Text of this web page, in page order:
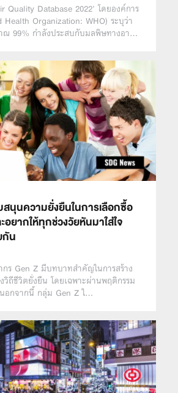
Quality Database 2022’ โดยองค์การ
Organization: WHO) ระบุว่า
ณ 99% กำลังประสบกับมลพิษทางอา…
สนุนความยั่งยืนในการเลือกซื้อ
อยากให้ทุกช่วงวัยหันมาใส่ใจ
น
ร Gen Z มีบทบาทสำคัญในการสร้าง
วิถีชีวิตยั่งยืน โดยเฉพาะผ่านพฤติกรรม
อกจากนี้ กลุ่ม Gen Z ใ…